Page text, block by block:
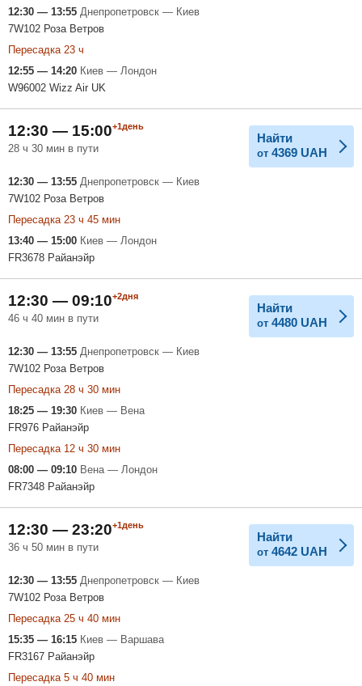
12:30 — 13:55 Днепропетровск — Киев
7W102 Роза Ветров
Пересадка 23 ч
12:55 — 14:20 Киев — Лондон
W96002 Wizz Air UK
12:30 — 15:00+1день
28 ч 30 мин в пути
Найти
от 4369 UAH
12:30 — 13:55 Днепропетровск — Киев
7W102 Роза Ветров
Пересадка 23 ч 45 мин
13:40 — 15:00 Киев — Лондон
FR3678 Райанэйр
12:30 — 09:10+2дня
46 ч 40 мин в пути
Найти
от 4480 UAH
12:30 — 13:55 Днепропетровск — Киев
7W102 Роза Ветров
Пересадка 28 ч 30 мин
18:25 — 19:30 Киев — Вена
FR976 Райанэйр
Пересадка 12 ч 30 мин
08:00 — 09:10 Вена — Лондон
FR7348 Райанэйр
12:30 — 23:20+1день
36 ч 50 мин в пути
Найти
от 4642 UAH
12:30 — 13:55 Днепропетровск — Киев
7W102 Роза Ветров
Пересадка 25 ч 40 мин
15:35 — 16:15 Киев — Варшава
FR3167 Райанэйр
Пересадка 5 ч 40 мин